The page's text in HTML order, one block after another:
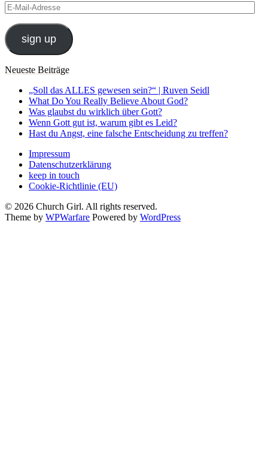
E-
Mail-
Adresse
sign up
Neueste Beiträge
„Soll das ALLES gewesen sein?“ | Ruven Seidl
What Do You Really Believe About God?
Was glaubst du wirklich über Gott?
Wenn Gott gut ist, warum gibt es Leid?
Hast du Angst, eine falsche Entscheidung zu treffen?
Impressum
Datenschutzerklärung
keep in touch
Cookie-Richtlinie (EU)
© 2026 Church Girl. All rights reserved.
Theme by WPWarfare Powered by WordPress